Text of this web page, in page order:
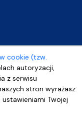
cookie (tzw.
autoryzacji,
z serwisu
stron wyrażasz
Twojej